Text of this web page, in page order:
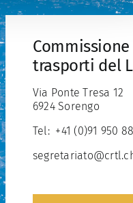
trasporti del
Via Ponte Tresa 12
6924 Sorengo
Tel: +41 (0)91 950